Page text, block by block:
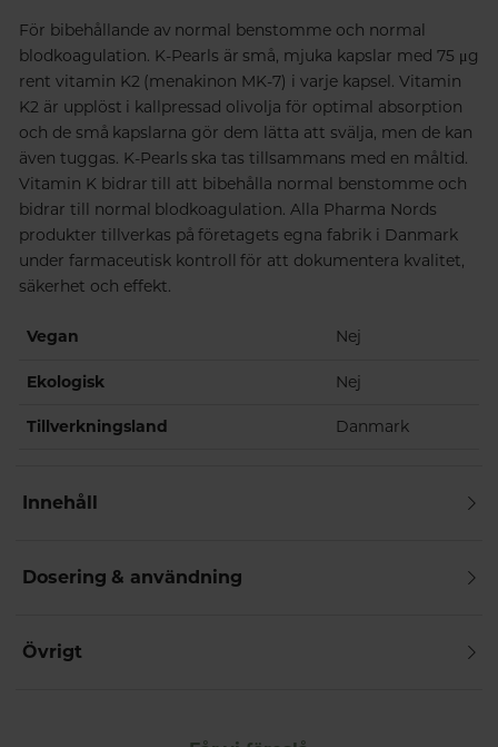
För bibehållande av normal benstomme och normal
blodkoagulation. K-Pearls är små, mjuka kapslar med 75 μg
rent vitamin K2 (menakinon MK-7) i varje kapsel. Vitamin
K2 är upplöst i kallpressad olivolja för optimal absorption
och de små kapslarna gör dem lätta att svälja, men de kan
även tuggas. K-Pearls ska tas tillsammans med en måltid.
Vitamin K bidrar till att bibehålla normal benstomme och
bidrar till normal blodkoagulation. Alla Pharma Nords
produkter tillverkas på företagets egna fabrik i Danmark
under farmaceutisk kontroll för att dokumentera kvalitet,
säkerhet och effekt.
Vegan Nej
Ekologisk Nej
Tillverkningsland Danmark
Innehåll
Dosering & användning
Övrigt